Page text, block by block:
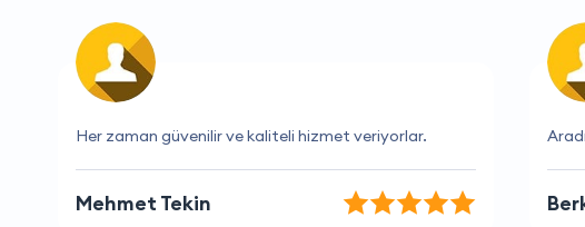
Aradığım tüm bilgileri kolayca buldum.
Berkay Aydemir